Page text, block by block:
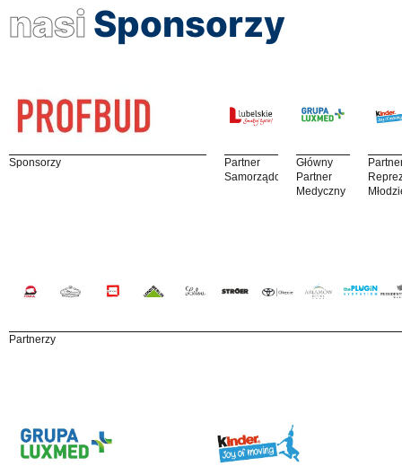
nasi Sponsorzy
Sponsorzy
Partner
Samorządowy
Główny
Partner
Medyczny
Partnerzy